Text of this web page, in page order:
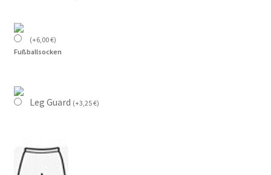
(+6,00€)
Fußballsocken
Leg Guard (+3,25€)